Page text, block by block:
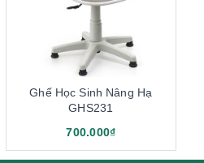
Ghế Học Sinh Nâng Hạ
GHS231
700.000₫